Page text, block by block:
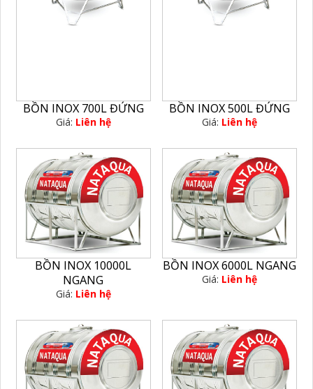
BỒN INOX 700L ĐỨNG
Giá: Liên hệ
BỒN INOX 500L ĐỨNG
Giá: Liên hệ
BỒN INOX 10000L
NGANG
Giá: Liên hệ
BỒN INOX 6000L NGANG
Giá: Liên hệ